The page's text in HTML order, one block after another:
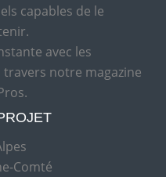
capables de le
avec les
notre magazine
Comté